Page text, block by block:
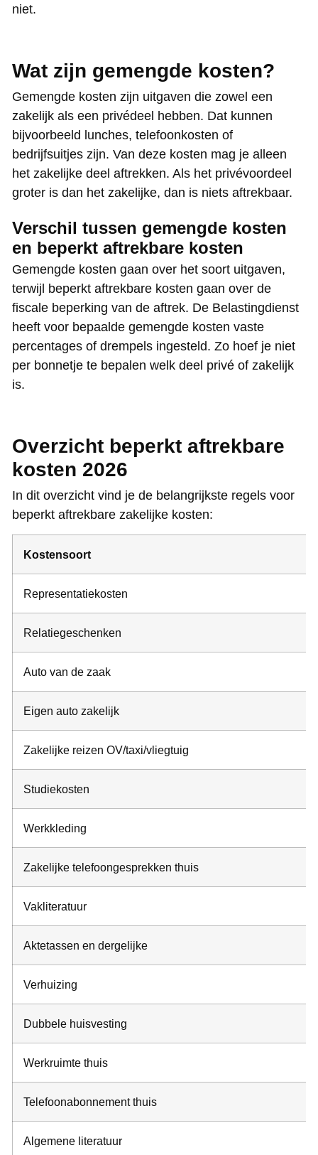
niet.
Wat zijn gemengde kosten?
Gemengde kosten zijn uitgaven die zowel een
zakelijk als een privédeel hebben. Dat kunnen
bijvoorbeeld lunches, telefoonkosten of
bedrijfsuitjes zijn. Van deze kosten mag je alleen
het zakelijke deel aftrekken. Als het privévoordeel
groter is dan het zakelijke, dan is niets aftrekbaar.
Verschil tussen gemengde kosten
en beperkt aftrekbare kosten
Gemengde kosten gaan over het soort uitgaven,
terwijl beperkt aftrekbare kosten gaan over de
fiscale beperking van de aftrek. De Belastingdienst
heeft voor bepaalde gemengde kosten vaste
percentages of drempels ingesteld. Zo hoef je niet
per bonnetje te bepalen welk deel privé of zakelijk
is.
Overzicht beperkt aftrekbare
kosten 2026
In dit overzicht vind je de belangrijkste regels voor
beperkt aftrekbare zakelijke kosten:
Kostensoort
Representatiekosten
Relatiegeschenken
Auto van de zaak
Eigen auto zakelijk
Zakelijke reizen OV/taxi/vliegtuig
Studiekosten
Werkkleding
Zakelijke telefoongesprekken thuis
Vakliteratuur
Aktetassen en dergelijke
Verhuizing
Dubbele huisvesting
Werkruimte thuis
Telefoonabonnement thuis
Algemene literatuur